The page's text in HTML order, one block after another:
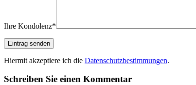
Ihre Kondolenz*
Hiermit akzeptiere ich die Datenschutzbestimmungen.
Schreiben Sie einen Kommentar